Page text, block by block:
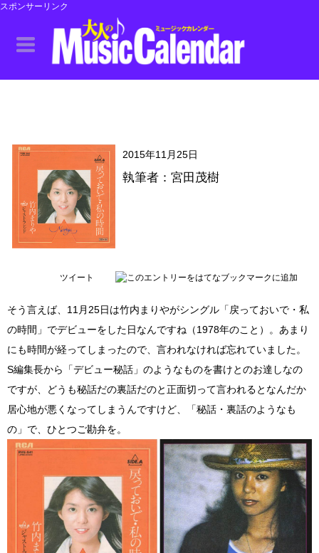
スポンサーリンク
2015年11月25日
執筆者：宮田茂樹
ツイート
そう言えば、11月25日は竹内まりやがシングル「戻っておいで・私
の時間」でデビューをした日なんですね（1978年のこと）。あまり
にも時間が経ってしまったので、言われなければ忘れていました。
S編集長から「デビュー秘話」のようなものを書けとのお達しなの
ですが、どうも秘話だの裏話だのと正面切って言われるとなんだか
居心地が悪くなってしまうんですけど、「秘話・裏話のようなも
の」で、ひとつご勘弁を。